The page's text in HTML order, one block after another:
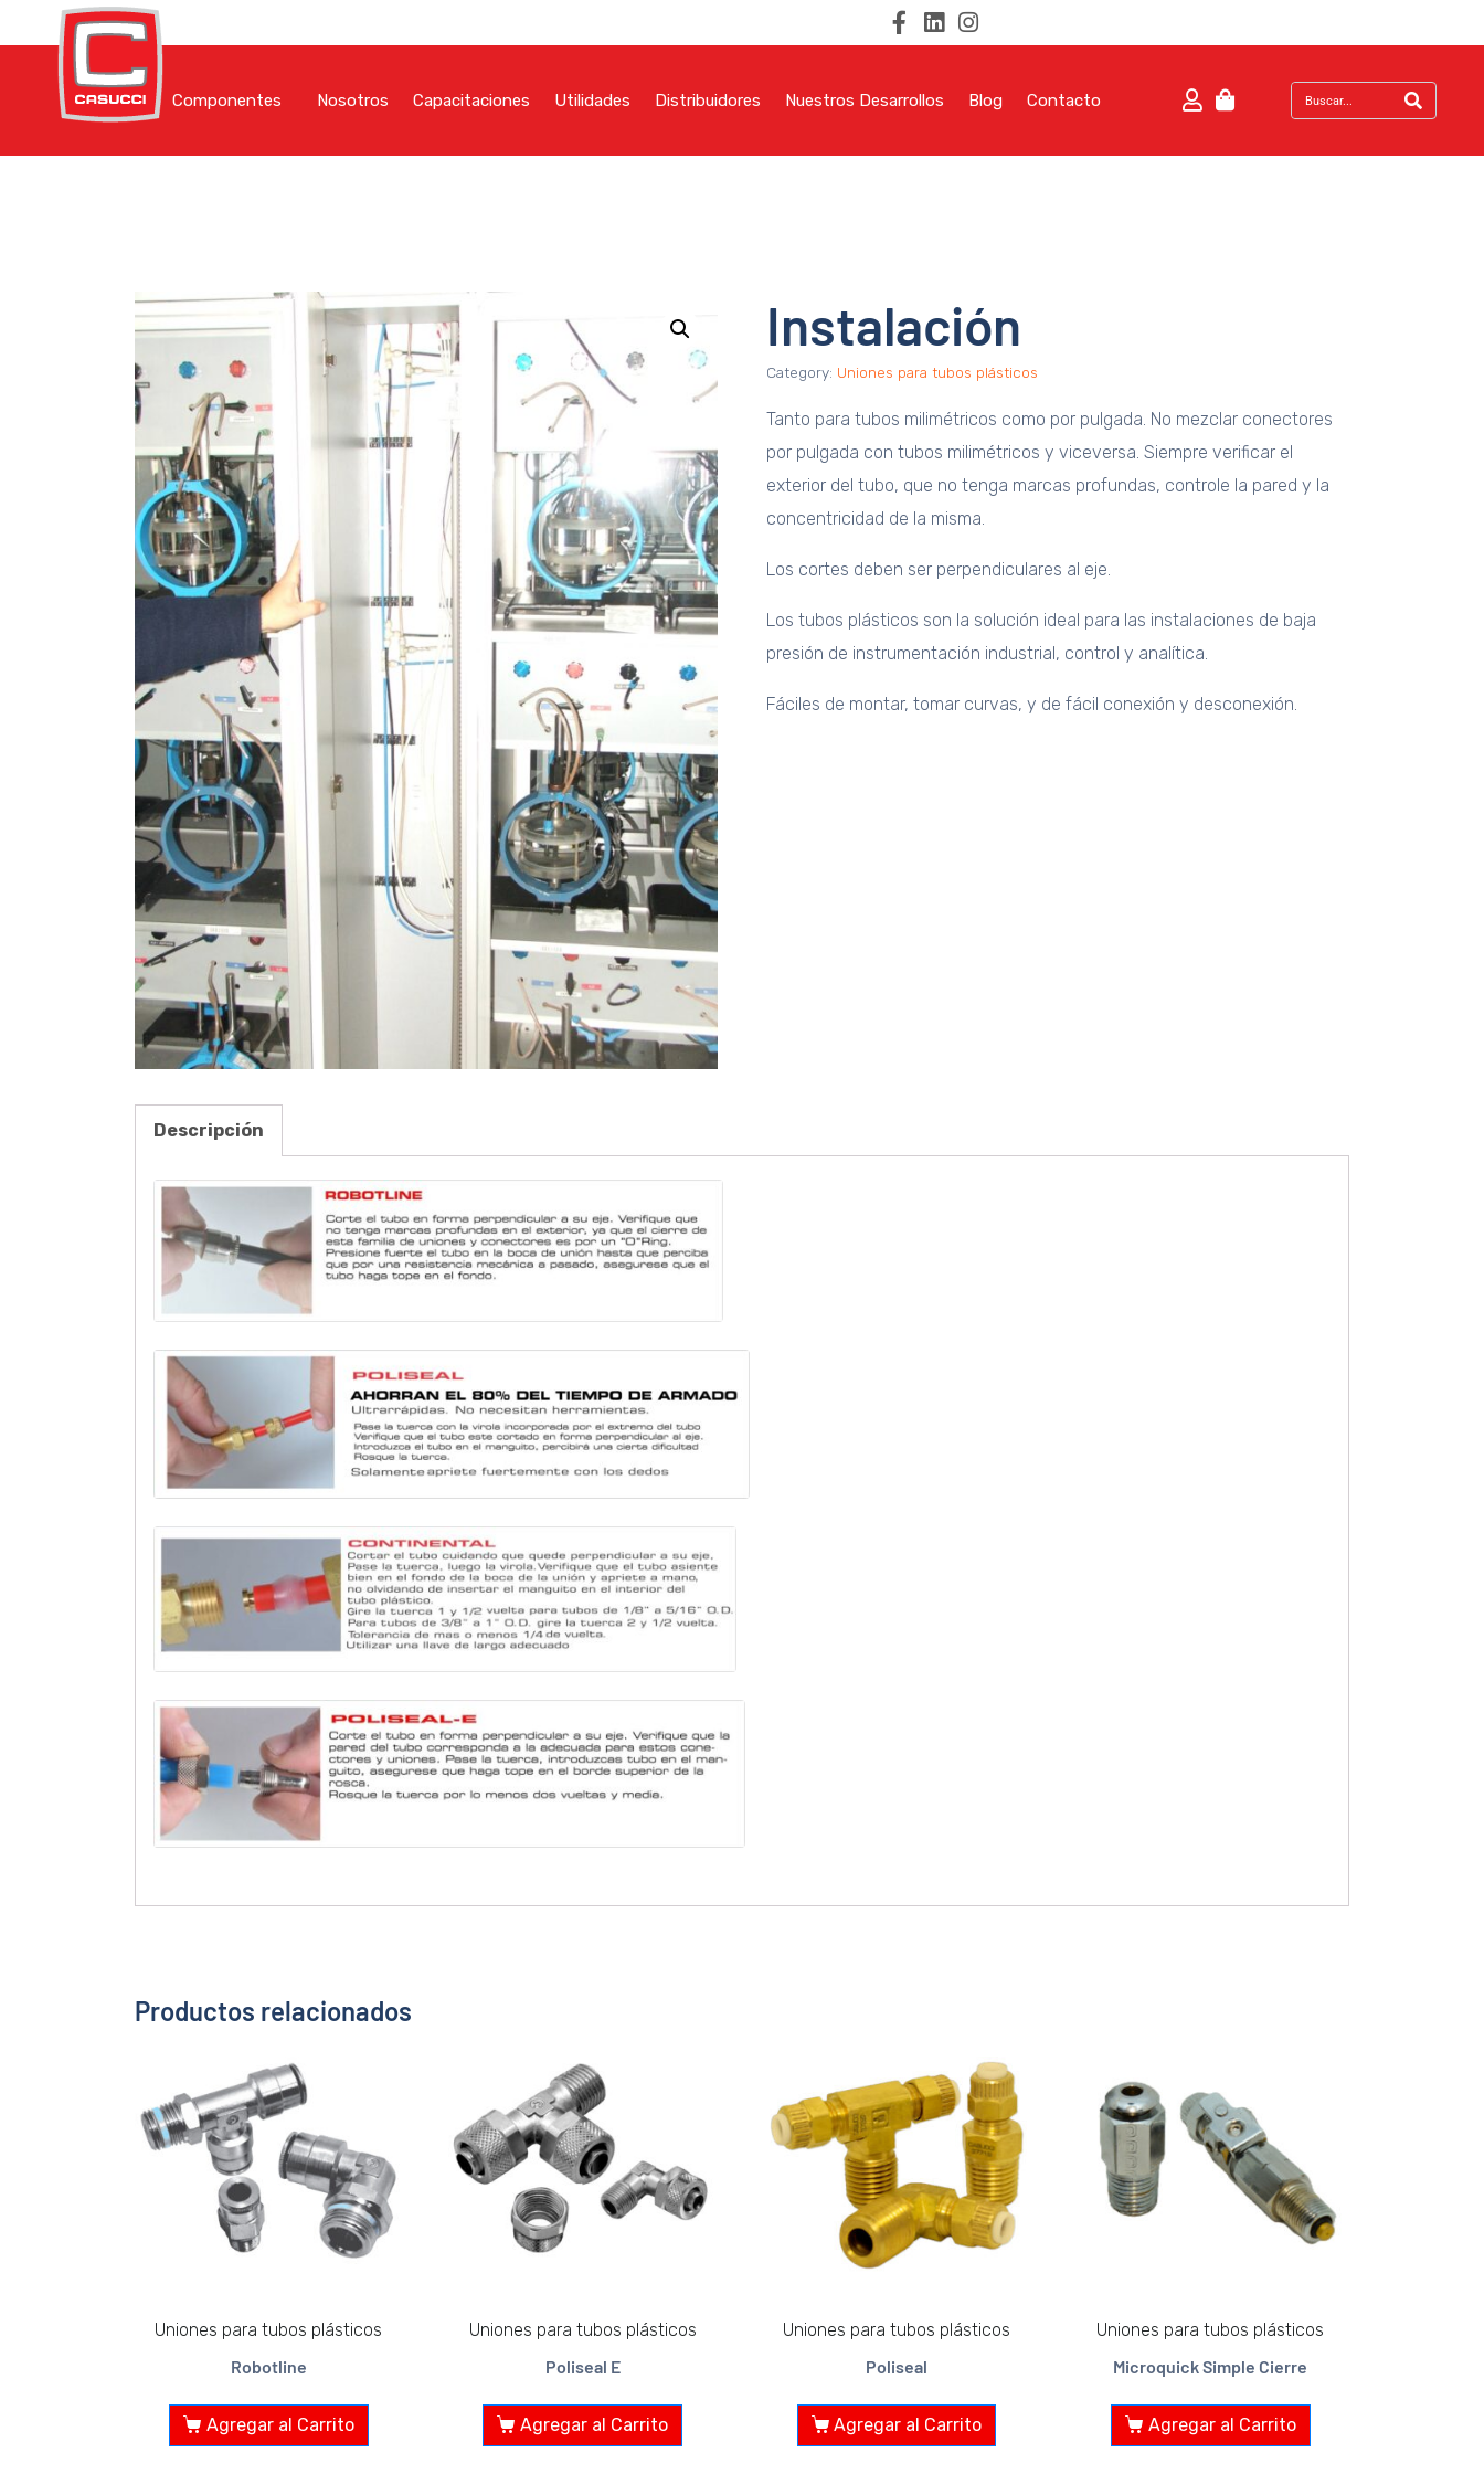
Componentes Nosotros Capacitaciones Utilidades Distribuidores Nuestros Desarrollos Blog Contacto
Instalación
Category: Uniones para tubos plásticos
Tanto para tubos milimétricos como por pulgada. No mezclar conectores
por pulgada con tubos milimétricos y viceversa. Siempre verificar el
exterior del tubo, que no tenga marcas profundas, controle la pared y la
concentricidad de la misma.
Los cortes deben ser perpendiculares al eje.
Los tubos plásticos son la solución ideal para las instalaciones de baja
presión de instrumentación industrial, control y analítica.
Fáciles de montar, tomar curvas, y de fácil conexión y desconexión.
Descripción
Productos relacionados
Uniones para tubos plásticos
Robotline
Agregar al Carrito
Uniones para tubos plásticos
Poliseal E
Agregar al Carrito
Uniones para tubos plásticos
Poliseal
Agregar al Carrito
Uniones para tubos plásticos
Microquick Simple Cierre
Agregar al Carrito